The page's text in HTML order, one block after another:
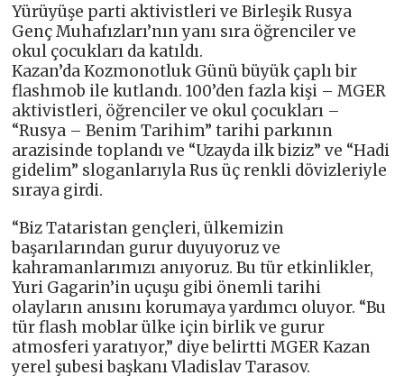
Yürüyüşe parti aktivistleri ve Birleşik Rusya
Genç Muhafızları’nın yanı sıra öğrenciler ve
okul çocukları da katıldı.
Kazan’da Kozmonotluk Günü büyük çaplı bir
flashmob ile kutlandı. 100’den fazla kişi – MGER
aktivistleri, öğrenciler ve okul çocukları –
“Rusya – Benim Tarihim” tarihi parkının
arazisinde toplandı ve “Uzayda ilk biziz” ve “Hadi
gidelim” sloganlarıyla Rus üç renkli dövizleriyle
sıraya girdi.
“Biz Tataristan gençleri, ülkemizin
başarılarından gurur duyuyoruz ve
kahramanlarımızı anıyoruz. Bu tür etkinlikler,
Yuri Gagarin’in uçuşu gibi önemli tarihi
olayların anısını korumaya yardımcı oluyor. “Bu
tür flash moblar ülke için birlik ve gurur
atmosferi yaratıyor,” diye belirtti MGER Kazan
yerel şubesi başkanı Vladislav Tarasov.